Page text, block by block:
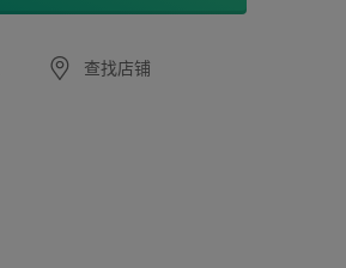
查找店铺